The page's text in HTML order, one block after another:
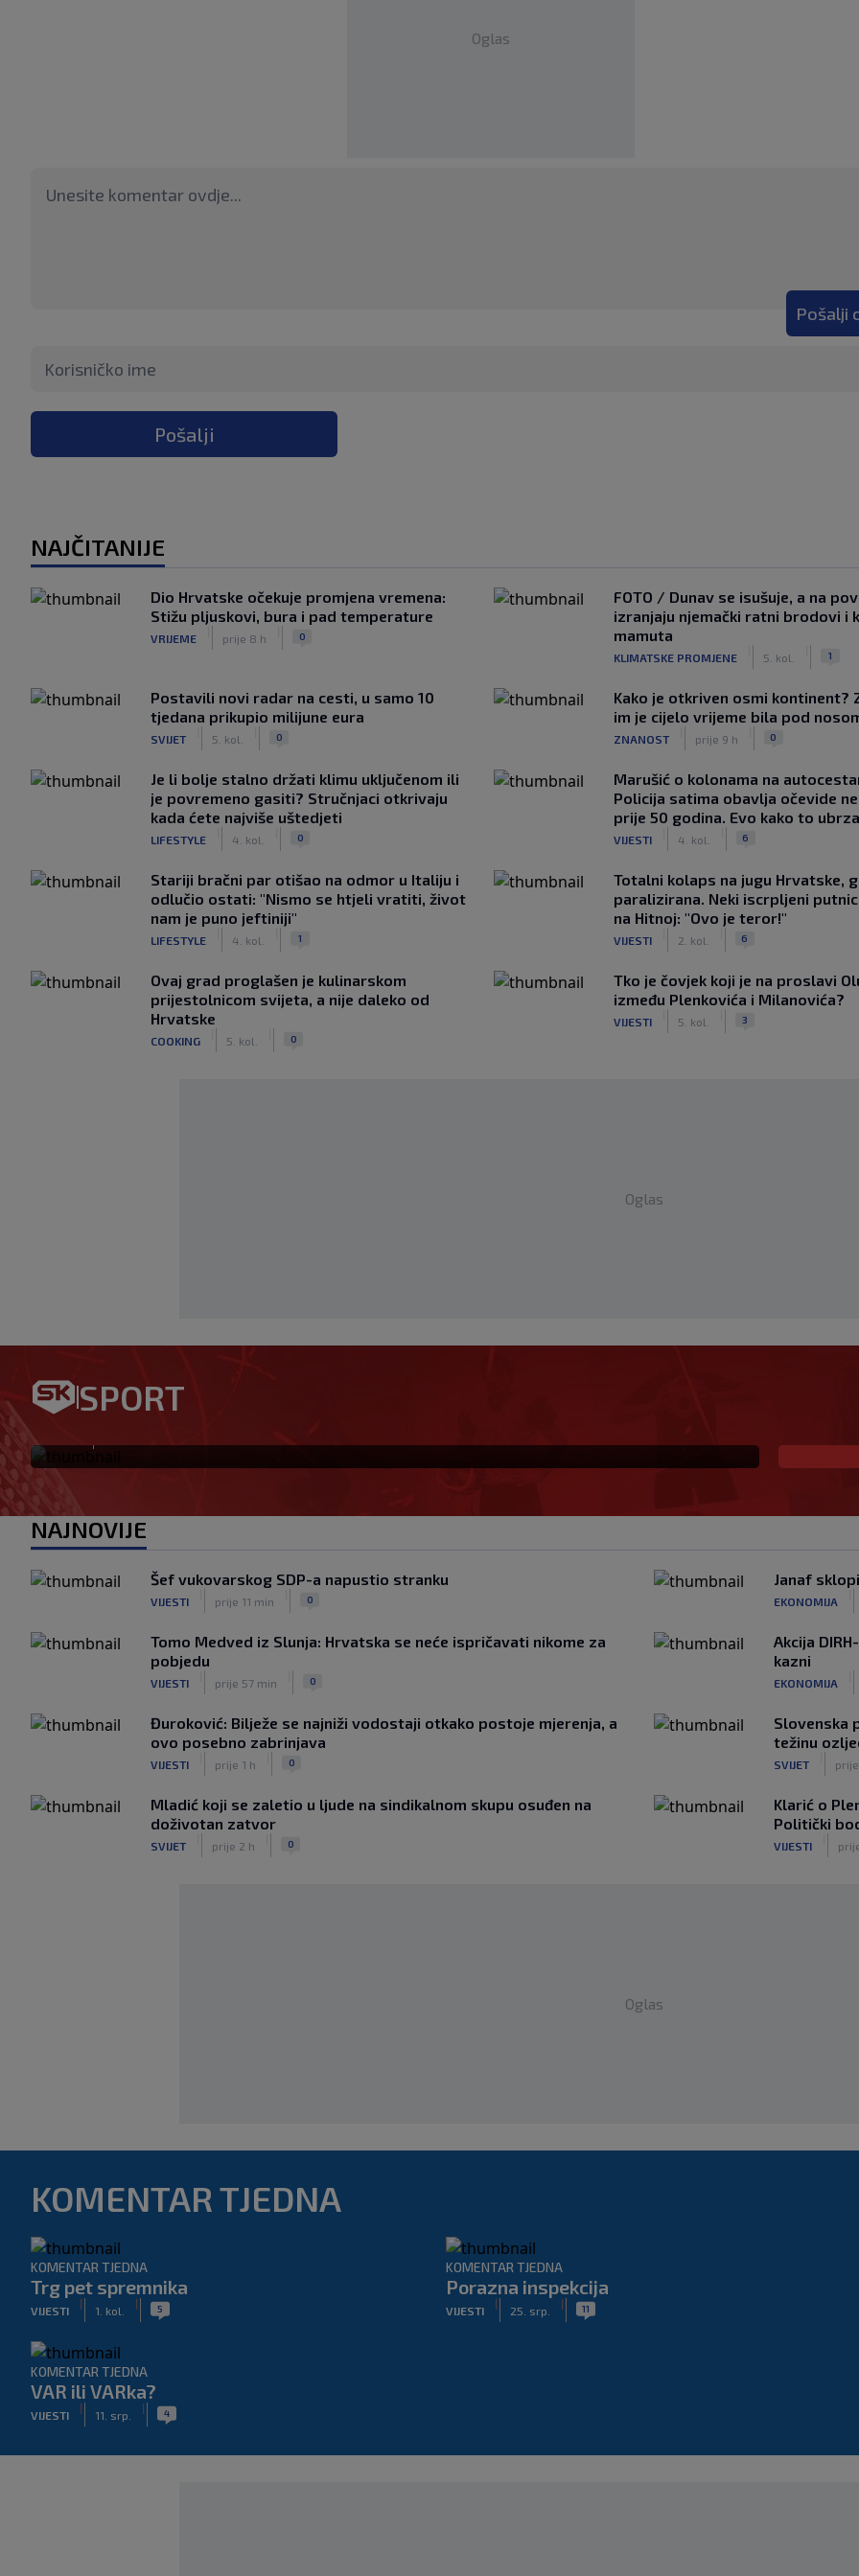
Oglas
Pošalji
Pošalji
NAJČITANIJE
Dio Hrvatske očekuje promjena vremena:
Stižu pljuskovi, bura i pad temperature
VRIJEME prije 8 h 0
FOTO / Dunav se isušuje, a na
izranjaju njemački ratni brodovi i
mamuta
KLIMATSKE PROMJENE 5. kol. 1
Postavili novi radar na cesti, u samo 10
tjedana prikupio milijune eura
SVIJET 5. kol. 0
Kako je otkriven osmi kontinent?
im je cijelo vrijeme bila pod
ZNANOST prije 9 h 0
Je li bolje stalno držati klimu uključenom ili
je povremeno gasiti? Stručnjaci otkrivaju
kada ćete najviše uštedjeti
LIFESTYLE 4. kol. 0
Marušić o kolonama na
Policija satima obavlja očevide
prije 50 godina. Evo kako to
VIJESTI 4. kol. 6
Stariji bračni par otišao na odmor u Italiju i
odlučio ostati: "Nismo se htjeli vratiti, život
nam je puno jeftiniji"
LIFESTYLE 4. kol. 1
Totalni kolaps na jugu Hrvatske,
paralizirana. Neki iscrpljeni
na Hitnoj: "Ovo je teror!"
VIJESTI 2. kol. 6
Ovaj grad proglašen je kulinarskom
prijestolnicom svijeta, a nije daleko od
Hrvatske
COOKING 5. kol. 0
Tko je čovjek koji je na proslavi
između Plenkovića i Milanovića?
VIJESTI 5. kol. 3
Oglas
SPORT
Preokret u najavi: Barcelona pokušava Realu oteti
Rodrija
NAJNOVIJE
Šef vukovarskog SDP-a napustio stranku
VIJESTI prije 11 min 0
Janaf
EKONOMIJA
Tomo Medved iz Slunja: Hrvatska se neće ispričavati nikome za
pobjedu
VIJESTI prije 57 min 0
Akcija
kazni
EKONOMIJA
Đuroković: Bilježe se najniži vodostaji otkako postoje mjerenja, a
ovo posebno zabrinjava
VIJESTI prije 1 h 0
Slovenska
težinu
SVIJET
Mladić koji se zaletio u ljude na sindikalnom skupu osuđen na
doživotan zatvor
SVIJET prije 2 h 0
Klarić o
Politički
VIJESTI
Oglas
KOMENTAR TJEDNA
KOMENTAR TJEDNA
Trg pet spremnika
VIJESTI
|
1. kol.
| 5
KOMENTAR TJEDNA
Porazna inspekcija
VIJESTI
|
25. srp.
| 11
KOMENTAR TJEDNA
VAR ili VARka?
VIJESTI
|
11. srp.
| 4